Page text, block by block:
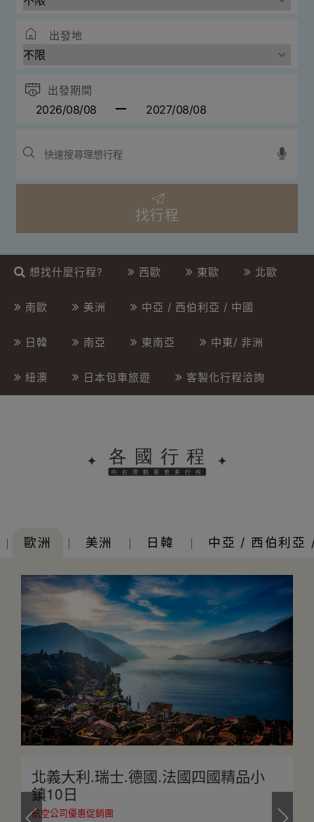
出發地
出發期間
找行程
想找什麼行程? 西歐 東歐 北歐
南歐 美洲 中亞 / 西伯利亞 / 中國
日韓 南亞 東南亞 中東/ 非洲
紐澳 日本包車旅遊 客製化行程洽詢
歐洲 美洲 日韓 中亞 / 西伯利亞
北義大利.瑞士.德國.法國四國精品小
鎮10日
航空公司優惠促銷團